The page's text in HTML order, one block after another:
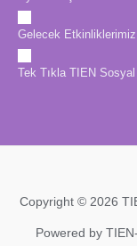
Gelecek Etkinliklerimiz
Tek Tıkla TIEN
Copyright © 2026
Powered by